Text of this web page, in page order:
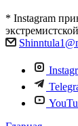
* Instagram